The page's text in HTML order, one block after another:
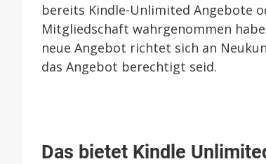
bereits Kindle-Unlimited Angebote
Mitgliedschaft wahrgenommen
neue Angebot richtet sich an
das Angebot berechtigt seid.
Das bietet Kindle